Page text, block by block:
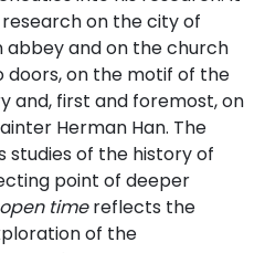
on the city of
abbey and on the church
doors, on the motif of the
and, first and foremost, on
Herman Han. The
studies of the history of
point of deeper
timereflects the
of the